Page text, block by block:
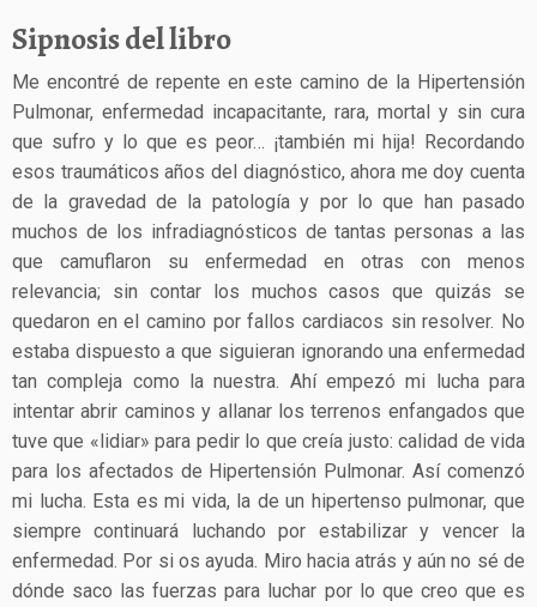
Sipnosis del libro
Me encontré de repente en este camino de la Hipertensión
Pulmonar, enfermedad incapacitante, rara, mortal y sin cura
que sufro y lo que es peor… ¡también mi hija! Recordando
esos traumáticos años del diagnóstico, ahora me doy cuenta
de la gravedad de la patología y por lo que han pasado
muchos de los infradiagnósticos de tantas personas a las
que camuflaron su enfermedad en otras con menos
relevancia; sin contar los muchos casos que quizás se
quedaron en el camino por fallos cardiacos sin resolver. No
estaba dispuesto a que siguieran ignorando una enfermedad
tan compleja como la nuestra. Ahí empezó mi lucha para
intentar abrir caminos y allanar los terrenos enfangados que
tuve que «lidiar» para pedir lo que creía justo: calidad de vida
para los afectados de Hipertensión Pulmonar. Así comenzó
mi lucha. Esta es mi vida, la de un hipertenso pulmonar, que
siempre continuará luchando por estabilizar y vencer la
enfermedad. Por si os ayuda. Miro hacia atrás y aún no sé de
dónde saco las fuerzas para luchar por lo que creo que es